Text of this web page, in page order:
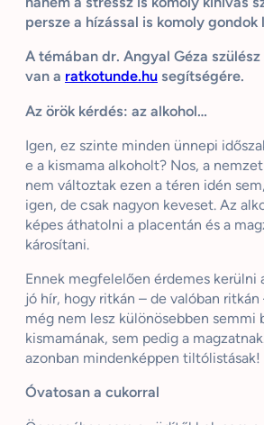
persze a hízással is komoly gondok
A témában dr. Angyal Géza
van a ratkotunde.hu segítségére.
Az örök kérdés: az alkohol…
Igen, ez szinte minden ünnepi
e a kismama alkoholt? Nos, a
nem változtak ezen a téren idén
igen, de csak nagyon keveset. Az
képes áthatolni a placentán és a
károsítani.
Ennek megfelelően érdemes kerülni
jó hír, hogy ritkán – de valóban
még nem lesz különösebben semmi
kismamának, sem pedig a
azonban mindenképpen tiltólistásak!
Óvatosan a cukorral